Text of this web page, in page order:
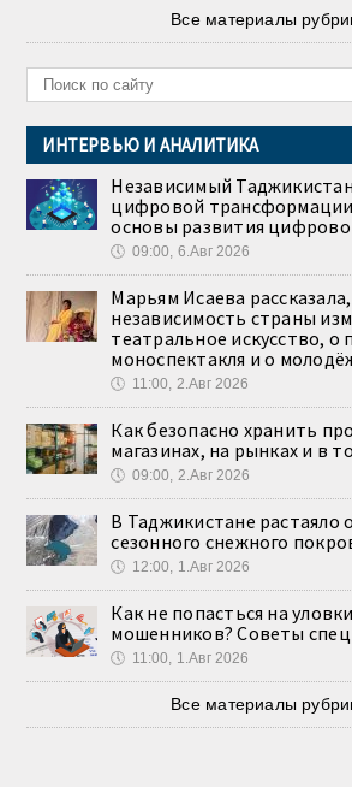
Все материалы
ИНТЕРВЬЮ И АНАЛИТИКА
Независимый
цифровой
основы развития
🕔 09:00, 6.Авг 2026
Марьям Исаева
независимость страны
театральное искусство, о
моноспектакля и о
🕔 11:00, 2.Авг 2026
Как безопасно хранить
магазинах, на рынках и в
🕔 09:00, 2.Авг 2026
В Таджикистане растаяло
сезонного снежного
🕔 12:00, 1.Авг 2026
Как не попасться на
мошенников? Советы
🕔 11:00, 1.Авг 2026
Все материалы